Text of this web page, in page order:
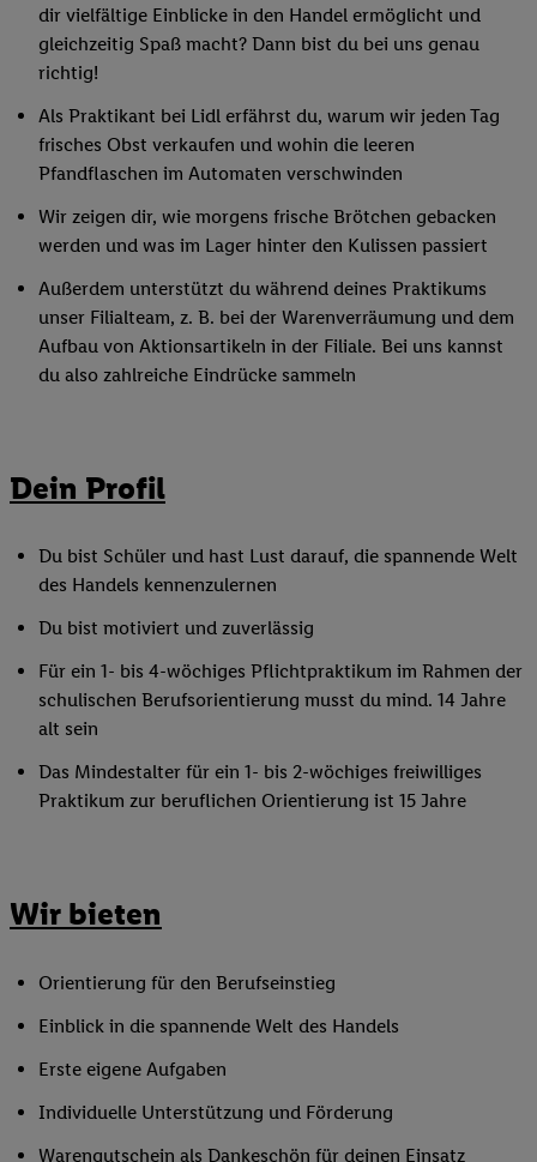
dir vielfältige Einblicke in den Handel ermöglicht und
gleichzeitig Spaß macht? Dann bist du bei uns genau
richtig!
Als Praktikant bei Lidl erfährst du, warum wir jeden Tag
frisches Obst verkaufen und wohin die leeren
Pfandflaschen im Automaten verschwinden
Wir zeigen dir, wie morgens frische Brötchen gebacken
werden und was im Lager hinter den Kulissen passiert
Außerdem unterstützt du während deines Praktikums
unser Filialteam, z. B. bei der Warenverräumung und dem
Aufbau von Aktionsartikeln in der Filiale. Bei uns kannst
du also zahlreiche Eindrücke sammeln
Dein Profil
Du bist Schüler und hast Lust darauf, die spannende Welt
des Handels kennenzulernen
Du bist motiviert und zuverlässig
Für ein 1- bis 4-wöchiges Pflichtpraktikum im Rahmen der
schulischen Berufsorientierung musst du mind. 14 Jahre
alt sein
Das Mindestalter für ein 1- bis 2-wöchiges freiwilliges
Praktikum zur beruflichen Orientierung ist 15 Jahre
Wir bieten
Orientierung für den Berufseinstieg
Einblick in die spannende Welt des Handels
Erste eigene Aufgaben
Individuelle Unterstützung und Förderung
Warengutschein als Dankeschön für deinen Einsatz